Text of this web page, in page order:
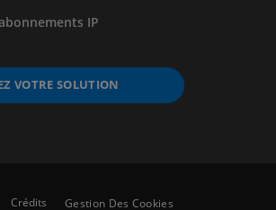
IP
VOTRE SOLUTION
Crédits Gestion Des Cookies